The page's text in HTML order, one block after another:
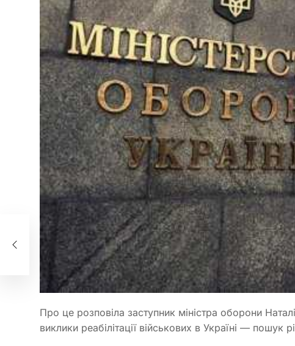
Про це розповіла заступник міністра оборони
виклики реабілітації військових в Україні — пошук